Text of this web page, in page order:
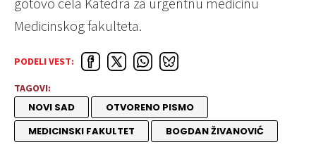
Medicinskog fakulteta.
PODELI VEST:
TAGOVI:
NOVI SAD
OTVORENO PISMO
MEDICINSKI FAKULTET
BOGDAN ŽIVANOVIĆ